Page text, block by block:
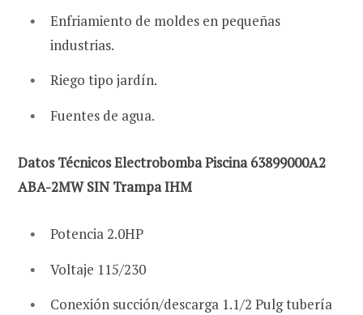
Enfriamiento de moldes en pequeñas
industrias.
Riego tipo jardín.
Fuentes de agua.
Datos Técnicos Electrobomba Piscina 63899000A2
ABA-2MW SIN Trampa IHM
Potencia 2.0HP
Voltaje 115/230
Conexión succión/descarga 1.1/2 Pulg tubería